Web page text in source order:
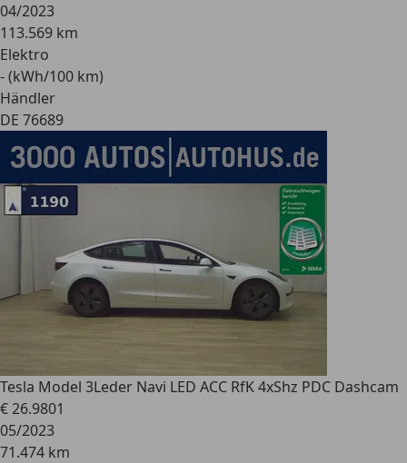
04/2023
113.569 km
Elektro
- (kWh/100 km)
Händler
DE 76689
Tesla Model 3Leder Navi LED ACC RfK 4xShz PDC Dashcam
€ 26.9801
05/2023
71.474 km